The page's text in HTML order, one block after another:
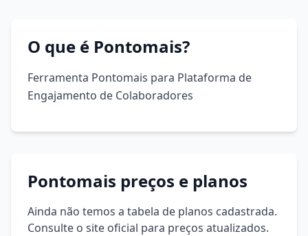
O que é Pontomais?
Ferramenta Pontomais para Plataforma de
Engajamento de Colaboradores
Pontomais preços e planos
Ainda não temos a tabela de planos cadastrada.
Consulte o site oficial para preços atualizados.